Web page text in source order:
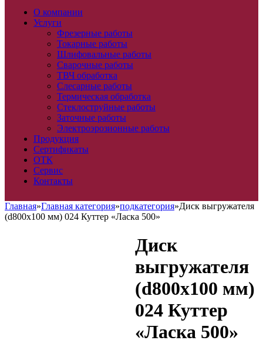
О компании
Услуги
Фрезерные работы
Токарные работы
Шлифовальные работы
Сварочные работы
ТВЧ обработка
Слесарные работы
Термическая обработка
Стеклоструйные работы
Заточные работы
Электроэрозионные работы
Продукция
Сертификаты
ОТК
Сервис
Контакты
Главная»Главная категория»подкатегория»Диск выгружателя
(d800х100 мм) 024 Куттер «Ласка 500»
Диск
выгружателя
(d800х100 мм)
024 Куттер
«Ласка 500»